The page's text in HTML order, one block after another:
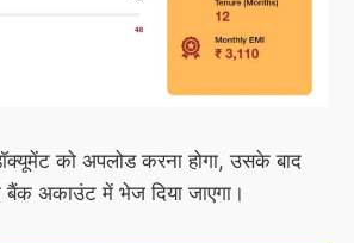
को अपलोड करना होगा, उसके बाद
अकाउंट में भेज दिया जाएगा।